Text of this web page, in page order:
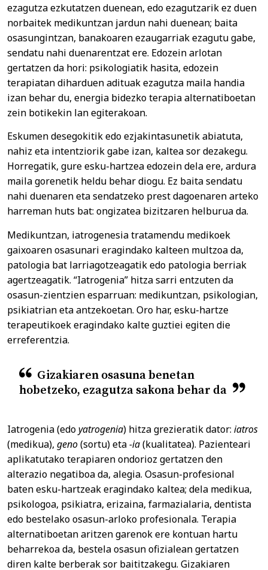
ezagutza ezkutatzen duenean, edo ezagutzarik ez duen
norbaitek medikuntzan jardun nahi duenean; baita
osasungintzan, banakoaren ezaugarriak ezagutu gabe,
sendatu nahi duenarentzat ere. Edozein arlotan
gertatzen da hori: psikologiatik hasita, edozein
terapiatan diharduen adituak ezagutza maila handia
izan behar du, energia bidezko terapia alternatiboetan
zein botikekin lan egiterakoan.
Eskumen desegokitik edo ezjakintasunetik abiatuta,
nahiz eta intentziorik gabe izan, kaltea sor dezakegu.
Horregatik, gure esku-hartzea edozein dela ere, ardura
maila gorenetik heldu behar diogu. Ez baita sendatu
nahi duenaren eta sendatzeko prest dagoenaren arteko
harreman huts bat: ongizatea bizitzaren helburua da.
Medikuntzan, iatrogenesia tratamendu medikoek
gaixoaren osasunari eragindako kalteen multzoa da,
patologia bat larriagotzeagatik edo patologia berriak
agertzeagatik. “Iatrogenia” hitza sarri entzuten da
osasun-zientzien esparruan: medikuntzan, psikologian,
psikiatrian eta antzekoetan. Oro har, esku-hartze
terapeutikoek eragindako kalte guztiei egiten die
erreferentzia.
Gizakiaren osasuna benetan
hobetzeko, ezagutza sakona behar da
Iatrogenia (edoyatrogenia) hitza grezieratik dator: iatros
(medikua), geno(sortu) eta-ia(kualitatea). Pazienteari
aplikatutako terapiaren ondorioz gertatzen den
alterazio negatiboa da, alegia. Osasun-profesional
baten esku-hartzeak eragindako kaltea; dela medikua,
psikologoa, psikiatra, erizaina, farmazialaria, dentista
edo bestelako osasun-arloko profesionala. Terapia
alternatiboetan aritzen garenok ere kontuan hartu
beharrekoa da, bestela osasun ofizialean gertatzen
diren kalte berberak sor baititzakegu. Gizakiaren